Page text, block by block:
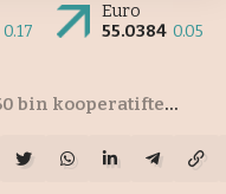
0.17
Euro
55.0384 0.05
kooperatiften %10’u KOOPBİS’e giriş yaptı